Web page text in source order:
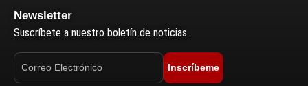
Newsletter
Suscríbete a nuestro boletín de noticias.
Inscríbeme